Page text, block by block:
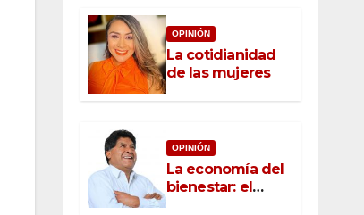
OPINIÓN
La cotidianidad
de las mujeres
OPINIÓN
La economía del
bienestar: el
nuevo rostro del